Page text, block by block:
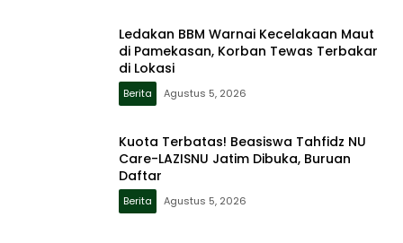
Ledakan BBM Warnai Kecelakaan Maut
di Pamekasan, Korban Tewas Terbakar
di Lokasi
Berita Agustus 5, 2026
Kuota Terbatas! Beasiswa Tahfidz NU
Care-LAZISNU Jatim Dibuka, Buruan
Daftar
Berita Agustus 5, 2026